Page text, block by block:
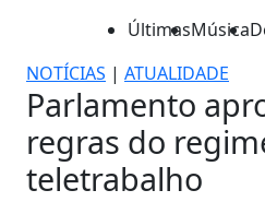
ÚltimasMúsica
NOTÍCIAS | ATUALIDADE
Parlamento
regras do
teletrabalho